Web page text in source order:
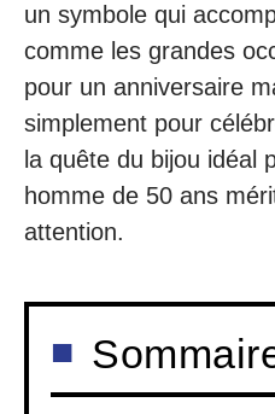
un symbole qui
comme les grandes
pour un anniversaire
simplement pour
la quête du bijou idéal
homme de 50 ans
attention.